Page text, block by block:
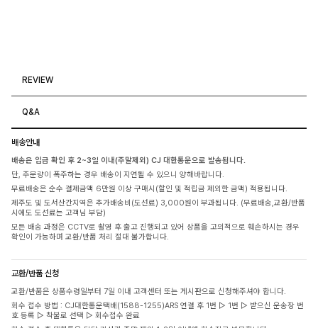
REVIEW
Q&A
배송안내
배송은 입금 확인 후 2~3일 이내(주말제외) CJ 대한통운으로 발송됩니다.
단, 주문량이 폭주하는 경우 배송이 지연될 수 있으니 양해바랍니다.
무료배송은 순수 결제금액 6만원 이상 구매시(할인 및 적립금 제외한 금액) 적용됩니다.
제주도 및 도서산간지역은 추가배송비(도선료) 3,000원이 부과됩니다. (무료배송,교환/반품
시에도 도선료는 고객님 부담)
모든 배송 과정은 CCTV로 촬영 후 출고 진행되고 있어 상품을 고의적으로 훼손하시는 경우
확인이 가능하며 교환/반품 처리 절대 불가합니다.
교환/반품 신청
교환/반품은 상품수령일부터 7일 이내 고객센터 또는 게시판으로 신청해주셔야 합니다.
회수 접수 방법 : CJ대한통운택배(1588-1255)ARS 연결 후 1번 ▷ 1번 ▷ 받으신 운송장 번
호 등록 ▷ 착불로 선택 ▷ 회수접수 완료